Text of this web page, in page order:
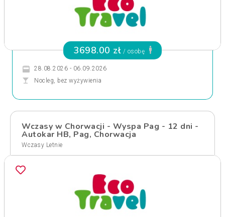
3698.00 zł / osobę
28.08.2026 - 06.09.2026
Nocleg, bez wyżywienia
Wczasy w Chorwacji - Wyspa Pag - 12 dni -
Autokar HB, Pag, Chorwacja
Wczasy Letnie